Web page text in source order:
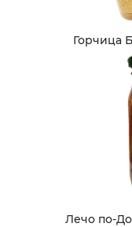
Горчица
Лечо по-